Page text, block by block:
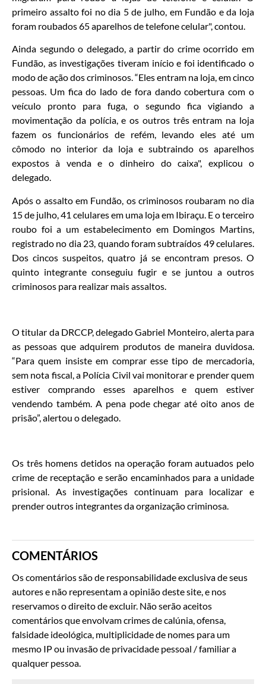
primeiro assalto foi no dia 5 de julho, em Fundão e da loja
foram roubados 65 aparelhos de telefone celular", contou.
Ainda segundo o delegado, a partir do crime ocorrido em
Fundão, as investigações tiveram início e foi identificado o
modo de ação dos criminosos. “Eles entram na loja, em cinco
pessoas. Um fica do lado de fora dando cobertura com o
veículo pronto para fuga, o segundo fica vigiando a
movimentação da polícia, e os outros três entram na loja
fazem os funcionários de refém, levando eles até um
cômodo no interior da loja e subtraindo os aparelhos
expostos à venda e o dinheiro do caixa", explicou o
delegado.
Após o assalto em Fundão, os criminosos roubaram no dia
15 de julho, 41 celulares em uma loja em Ibiraçu. E o terceiro
roubo foi a um estabelecimento em Domingos Martins,
registrado no dia 23, quando foram subtraídos 49 celulares.
Dos cincos suspeitos, quatro já se encontram presos. O
quinto integrante conseguiu fugir e se juntou a outros
criminosos para realizar mais assaltos.
O titular da DRCCP, delegado Gabriel Monteiro, alerta para
as pessoas que adquirem produtos de maneira duvidosa.
“Para quem insiste em comprar esse tipo de mercadoria,
sem nota fiscal, a Polícia Civil vai monitorar e prender quem
estiver comprando esses aparelhos e quem estiver
vendendo também. A pena pode chegar até oito anos de
prisão”, alertou o delegado.
Os três homens detidos na operação foram autuados pelo
crime de receptação e serão encaminhados para a unidade
prisional. As investigações continuam para localizar e
prender outros integrantes da organização criminosa.
COMENTÁRIOS
Os comentários são de responsabilidade exclusiva de seus
autores e não representam a opinião deste site, e nos
reservamos o direito de excluir. Não serão aceitos
comentários que envolvam crimes de calúnia, ofensa,
falsidade ideológica, multiplicidade de nomes para um
mesmo IP ou invasão de privacidade pessoal / familiar a
qualquer pessoa.